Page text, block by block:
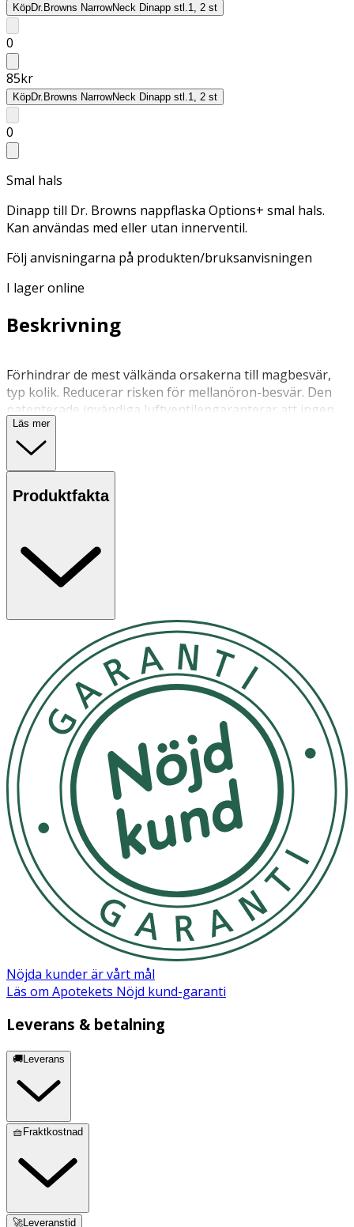
KöpDr.Browns NarrowNeck Dinapp stl.1, 2 st
0
85kr
KöpDr.Browns NarrowNeck Dinapp stl.1, 2 st
0
Smal hals
Dinapp till Dr. Browns nappflaska Options+ smal hals.
Kan användas med eller utan innerventil.
Följ anvisningarna på produkten/bruksanvisningen
I lager online
Beskrivning
Förhindrar de mest välkända orsakerna till magbesvär,
typ kolik. Reducerar risken för mellanöron-besvär. Den
patenterade invändiga luftventilengaranterar att ingen
luft eller vakuum utvecklas i vätskan.
Genom att barnet sväljer mindre med luft minimeras
riskerna för magknip eller kolikartade besvär.
luftventilen isatt eliminerar man luftbubblor och vakuum
i flaskan vilket begränsar uppkomst av magknip och
mellanöronsinflammation. När barnet växer och inte har
ventilen och flaskan fungerar då som en vanlig
Utsätt ej för direkt solljus, starka dofter och kemikalier.
Förvara i rumstemperatur. Förvara rent, svalt och torrt.
OK för gravida och ammande:
Ja
Läs mer
Produktfakta
Nöjda kunder är vårt mål
Läs om Apotekets Nöjd kund-garanti
Leverans & betalning
🚚Leverans
🧺Fraktkostnad
🚀Leveranstid